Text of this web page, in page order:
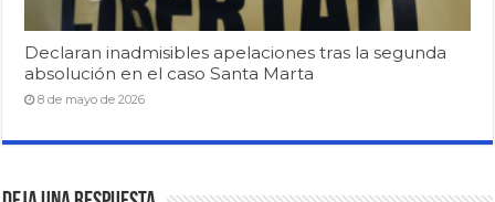
Declaran inadmisibles apelaciones tras la segunda
absolución en el caso Santa Marta
8 de mayo de 2026